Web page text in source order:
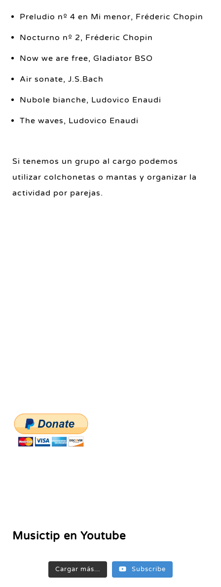
Preludio nº 4 en Mi menor, Fréderic Chopin
Nocturno nº 2, Fréderic Chopin
Now we are free, Gladiator BSO
Air sonate, J.S.Bach
Nubole bianche, Ludovico Enaudi
The waves, Ludovico Enaudi
Si tenemos un grupo al cargo podemos
utilizar colchonetas o mantas y organizar la
actividad por parejas.
Musictip en Youtube
Cargar más... Subscribe